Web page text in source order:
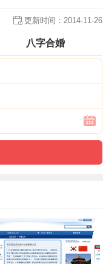
更新时间： 2014-11-26
八字合婚